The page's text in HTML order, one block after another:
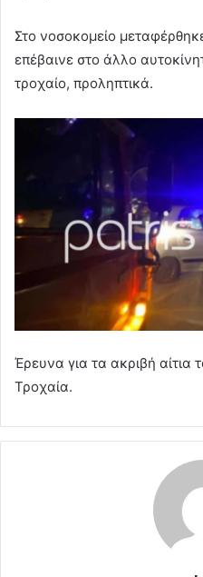
Στο νοσοκομείο
επέβαινε στο άλλο
τροχαίο, προληπτικά.
Έρευνα για τα ακριβή αίτια
Τροχαία.